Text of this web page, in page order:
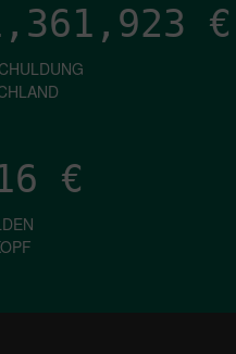
€
€